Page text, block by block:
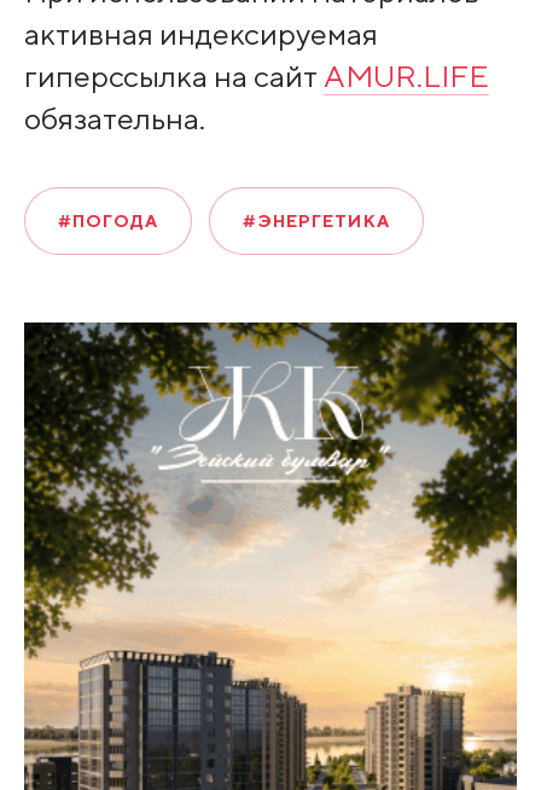
активная индексируемая
гиперссылка на сайт AMUR.LIFE
обязательна.
#ПОГОДА #ЭНЕРГЕТИКА